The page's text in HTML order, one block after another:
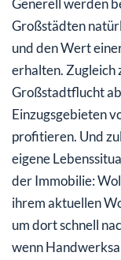
Generell werden
Großstädten
und den Wert
erhalten. Zugleich
Großstadtflucht
Einzugsgebieten
profitieren. Und
eigene
der Immobilie:
ihrem aktuellen
um dort schnell
wenn